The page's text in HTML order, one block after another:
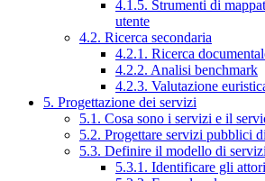
4.1.5. Strumenti di
utente
4.2. Ricerca secondaria
4.2.1. Ricerca
4.2.2. Analisi benchmark
4.2.3. Valutazione
5. Progettazione dei servizi
5.1. Cosa sono i servizi e il
5.2. Progettare servizi pubblici
5.3. Definire il modello di
5.3.1. Identificare gli